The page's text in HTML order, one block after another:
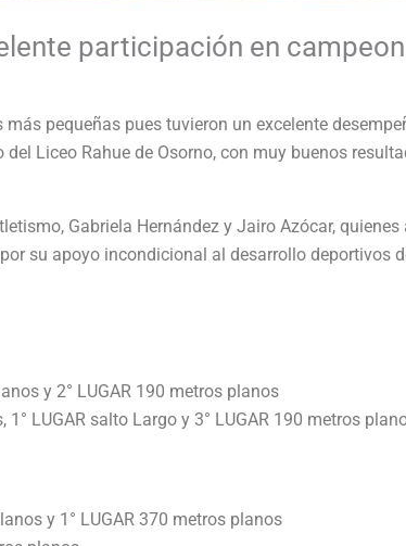
participación en
pequeñas pues tuvieron un excelente
Liceo Rahue de Osorno, con muy buenos
Gabriela Hernández y Jairo Azócar,
su apoyo incondicional al desarrollo deportivos
y 2° LUGAR 190 metros planos
1° LUGAR salto Largo y 3° LUGAR 190 metros
y 1° LUGAR 370 metros planos